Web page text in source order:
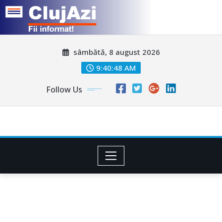
sâmbătă, 8 august 2026
9:40:51 AM
Follow Us